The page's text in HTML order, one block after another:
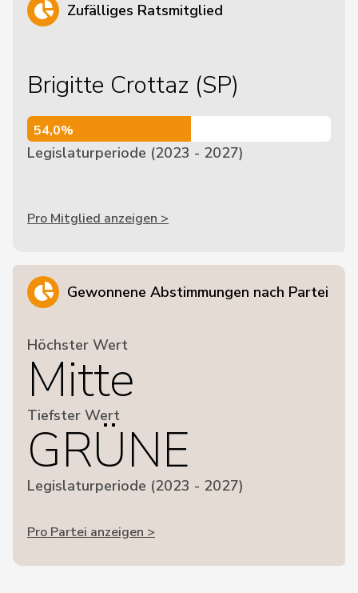
Zufälliges Ratsmitglied
Brigitte Crottaz (SP)
54,0%
54,0%
Legislaturperiode (2023 - 2027)
Pro Mitglied anzeigen >
Gewonnene Abstimmungen nach Partei
Höchster Wert
Mitte
Tiefster Wert
GRÜNE
Legislaturperiode (2023 - 2027)
Pro Partei anzeigen >